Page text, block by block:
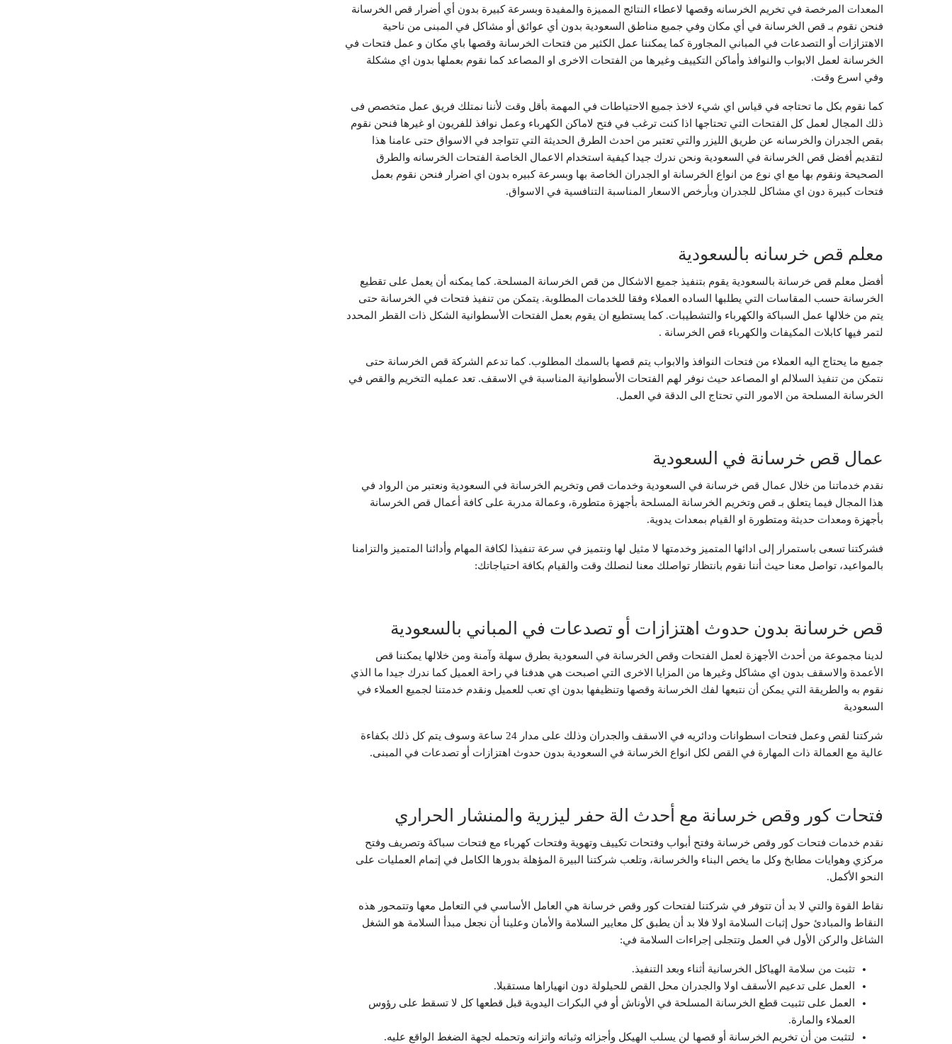
المعدات المرخصة في تخريم الخرسانه وقصها لاعطاء النتائج المميزة والمفيدة وبسرعة كبيرة بدون أي أضرار قص الخرسانة
فنحن نقوم بـ قص الخرسانة في أي مكان وفي جميع مناطق السعودية بدون أي عوائق أو مشاكل في المبنى من ناحية
الاهتزازات أو التصدعات في المباني المجاورة كما يمكننا عمل الكثير من فتحات الخرسانة وقصها باي مكان و عمل فتحات في
الخرسانة لعمل الابواب والنوافذ وأماكن التكييف وغيرها من الفتحات الاخرى او المصاعد كما نقوم بعملها بدون اي مشكلة
وفي اسرع وقت.
كما نقوم بكل ما تحتاجه في قياس اي شيء لاخذ جميع الاحتياطات في المهمة بأقل وقت لأننا نمتلك فريق عمل متخصص فى
ذلك المجال لعمل كل الفتحات التي تحتاجها اذا كنت ترغب في فتح لاماكن الكهرباء وعمل نوافذ للفريون او غيرها فنحن نقوم
بقص الجدران والخرسانه عن طريق الليزر والتي تعتبر من احدث الطرق الحديثة التي تتواجد في الاسواق حتى عامنا هذا
لتقديم أفضل قص الخرسانة في السعودية ونحن ندرك جيدا كيفية استخدام الاعمال الخاصة الفتحات الخرسانه والطرق
الصحيحة ونقوم بها مع اي نوع من انواع الخرسانة او الجدران الخاصة بها وبسرعة كبيره بدون اي اضرار فنحن نقوم بعمل
فتحات كبيرة دون اي مشاكل للجدران وبأرخص الاسعار المناسبة التنافسية في الاسواق.
معلم قص خرسانه بالسعودية
أفضل معلم قص خرسانة بالسعودية يقوم بتنفيذ جميع الاشكال من قص الخرسانة المسلحة. كما يمكنه أن يعمل على تقطيع
الخرسانة حسب المقاسات التي يطلبها الساده العملاء وفقا للخدمات المطلوبة. يتمكن من تنفيذ فتحات في الخرسانة حتى
يتم من خلالها عمل السباكة والكهرباء والتشطيبات. كما يستطيع ان يقوم بعمل الفتحات الأسطوانية الشكل ذات القطر المحدد
لتمر فيها كابلات المكيفات والكهرباء قص الخرسانة .
جميع ما يحتاج اليه العملاء من فتحات النوافذ والابواب يتم قصها بالسمك المطلوب. كما تدعم الشركة قص الخرسانة حتى
نتمكن من تنفيذ السلالم او المصاعد حيث نوفر لهم الفتحات الأسطوانية المناسبة في الاسقف. تعد عمليه التخريم والقص في
الخرسانة المسلحة من الامور التي تحتاج الى الدقة في العمل.
عمال قص خرسانة في السعودية
نقدم خدماتنا من خلال عمال قص خرسانة في السعودية وخدمات قص وتخريم الخرسانة في السعودية ونعتبر من الرواد في
هذا المجال فيما يتعلق بـ قص وتخريم الخرسانة المسلحة بأجهزة متطورة، وعمالة مدربة على كافة أعمال قص الخرسانة
بأجهزة ومعدات حديثة ومتطورة او القيام بمعدات يدوية.
فشركتنا تسعى باستمرار إلى ادائها المتميز وخدمتها لا مثيل لها ونتميز في سرعة تنفيذا لكافة المهام وأدائنا المتميز والتزامنا
بالمواعيد، تواصل معنا حيث أننا نقوم بانتظار تواصلك معنا لنصلك وقت والقيام بكافة احتياجاتك:
قص خرسانة بدون حدوث اهتزازات أو تصدعات في المباني بالسعودية
لدينا مجموعة من أحدث الأجهزة لعمل الفتحات وقص الخرسانة في السعودية بطرق سهلة وآمنة ومن خلالها يمكننا قص
الأعمدة والاسقف بدون اي مشاكل وغيرها من المزايا الاخرى التي اصبحت هي هدفنا في راحة العميل كما ندرك جيدا ما الذي
نقوم به والطريقة التي يمكن أن نتبعها لفك الخرسانة وقصها وتنظيفها بدون اي تعب للعميل ونقدم خدمتنا لجميع العملاء في
السعودية
شركتنا لقص وعمل فتحات اسطوانات ودائريه في الاسقف والجدران وذلك على مدار 24 ساعة وسوف يتم كل ذلك بكفاءة
عالية مع العمالة ذات المهارة في القص لكل انواع الخرسانة في السعودية بدون حدوث اهتزازات أو تصدعات في المبنى.
فتحات كور وقص خرسانة مع أحدث الة حفر ليزرية والمنشار الحراري
نقدم خدمات فتحات كور وقص خرسانة وفتح أبواب وفتحات تكييف وتهوية وفتحات كهرباء مع فتحات سباكة وتصريف وفتح
مركزي وهوايات مطابخ وكل ما يخص البناء والخرسانة، وتلعب شركتنا البيرة المؤهلة بدورها الكامل في إتمام العمليات على
النحو الأكمل.
نقاط القوة والتي لا بد أن تتوفر في شركتنا لفتحات كور وقص خرسانة هي العامل الأساسي في التعامل معها وتتمحور هذه
النقاط والمبادئ حول إثبات السلامة اولا فلا بد أن يطبق كل معايير السلامة والأمان وعلينا أن نجعل مبدأ السلامة هو الشغل
الشاغل والركن الأول في العمل وتتجلى إجراءات السلامة في:
تثبت من سلامة الهياكل الخرسانية أثناء وبعد التنفيذ.
العمل على تدعيم الأسقف اولا والجدران محل القص للحيلولة دون انهياراها مستقبلا.
العمل على تثبيت قطع الخرسانة المسلحة في الأوناش أو في البكرات اليدوية قبل قطعها كل لا تسقط على رؤوس
العملاء والمارة.
لتثبت من أن تخريم الخرسانة أو قصها لن يسلب الهيكل وأجزائه وثباته واتزانه وتحمله لجهة الضغط الواقع عليه.